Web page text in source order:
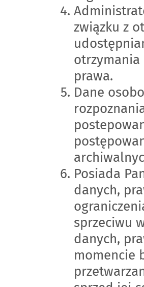
związku z
prawa.
Dane
Posiada
danych,
sprzeciwu
danych,
momencie